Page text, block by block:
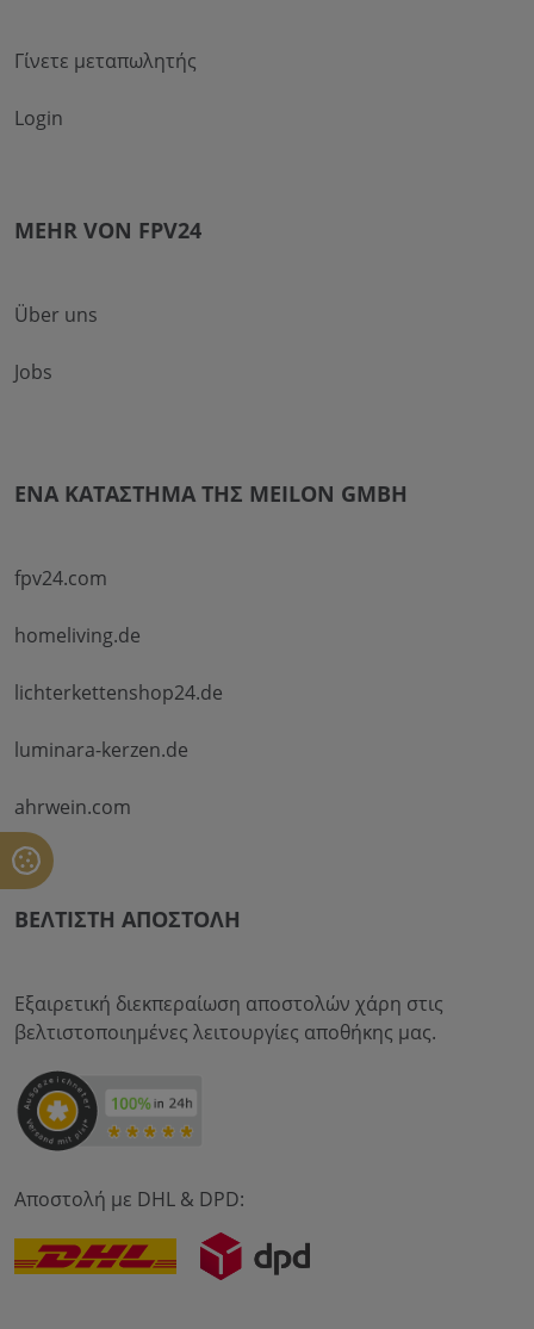
Γίνετε μεταπωλητής
Login
MEHR VON FPV24
Über uns
Jobs
ΈΝΑ ΚΑΤΆΣΤΗΜΑ ΤΗΣ MEILON GMBH
fpv24.com
homeliving.de
lichterkettenshop24.de
luminara-kerzen.de
ahrwein.com
ΒΈΛΤΙΣΤΗ ΑΠΟΣΤΟΛΉ
Εξαιρετική διεκπεραίωση αποστολών χάρη στις
βελτιστοποιημένες λειτουργίες αποθήκης μας.
Αποστολή με DHL & DPD: